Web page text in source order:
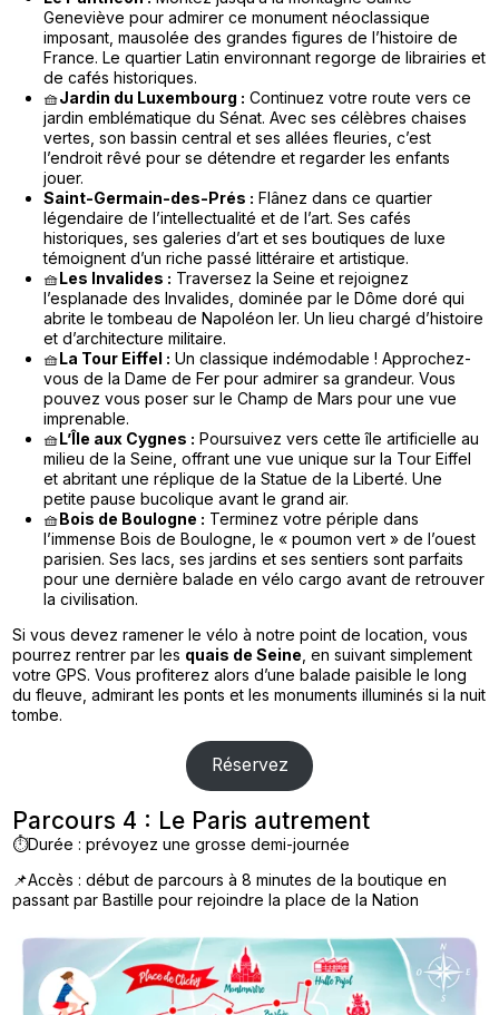
Geneviève pour admirer ce monument néoclassique
imposant, mausolée des grandes figures de l’histoire de
France. Le quartier Latin environnant regorge de librairies et
de cafés historiques.
🧺Jardin du Luxembourg : Continuez votre route vers ce
jardin emblématique du Sénat. Avec ses célèbres chaises
vertes, son bassin central et ses allées fleuries, c’est
l’endroit rêvé pour se détendre et regarder les enfants
jouer.
Saint-Germain-des-Prés : Flânez dans ce quartier
légendaire de l’intellectualité et de l’art. Ses cafés
historiques, ses galeries d’art et ses boutiques de luxe
témoignent d’un riche passé littéraire et artistique.
🧺Les Invalides : Traversez la Seine et rejoignez
l’esplanade des Invalides, dominée par le Dôme doré qui
abrite le tombeau de Napoléon Ier. Un lieu chargé d’histoire
et d’architecture militaire.
🧺La Tour Eiffel : Un classique indémodable ! Approchez-
vous de la Dame de Fer pour admirer sa grandeur. Vous
pouvez vous poser sur le Champ de Mars pour une vue
imprenable.
🧺L’Île aux Cygnes : Poursuivez vers cette île artificielle au
milieu de la Seine, offrant une vue unique sur la Tour Eiffel
et abritant une réplique de la Statue de la Liberté. Une
petite pause bucolique avant le grand air.
🧺Bois de Boulogne : Terminez votre périple dans
l’immense Bois de Boulogne, le « poumon vert » de l’ouest
parisien. Ses lacs, ses jardins et ses sentiers sont parfaits
pour une dernière balade en vélo cargo avant de retrouver
la civilisation.
Si vous devez ramener le vélo à notre point de location, vous
pourrez rentrer par les quais de Seine , en suivant simplement
votre GPS. Vous profiterez alors d’une balade paisible le long
du fleuve, admirant les ponts et les monuments illuminés si la nuit
tombe.
Réservez
Parcours 4 : Le Paris autrement
⏱️Durée : prévoyez une grosse demi-journée
📌Accès : début de parcours à 8 minutes de la boutique en
passant par Bastille pour rejoindre la place de la Nation